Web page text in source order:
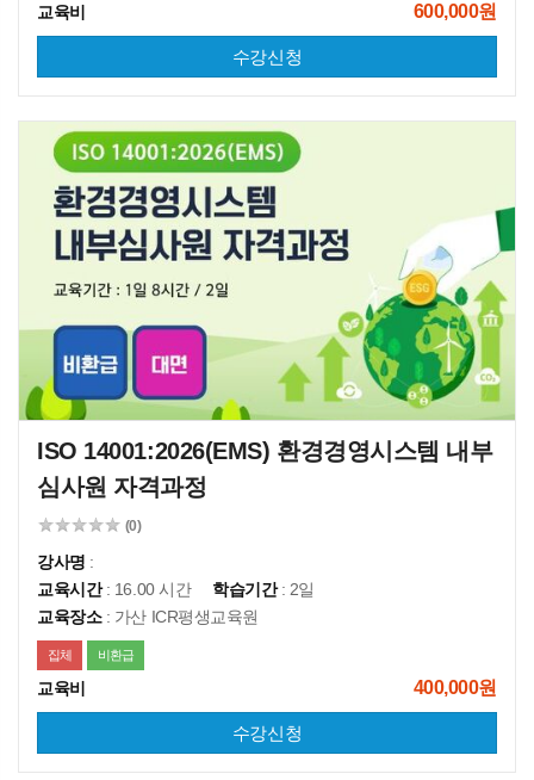
교육비 600,000원
수강신청
ISO 14001:2026(EMS) 환경경영시스템 내부
심사원 자격과정
(0)
강사명 :
교육시간: 16.00 시간 학습기간: 2일
교육장소: 가산 ICR평생교육원
집체 비환급
교육비 400,000원
수강신청